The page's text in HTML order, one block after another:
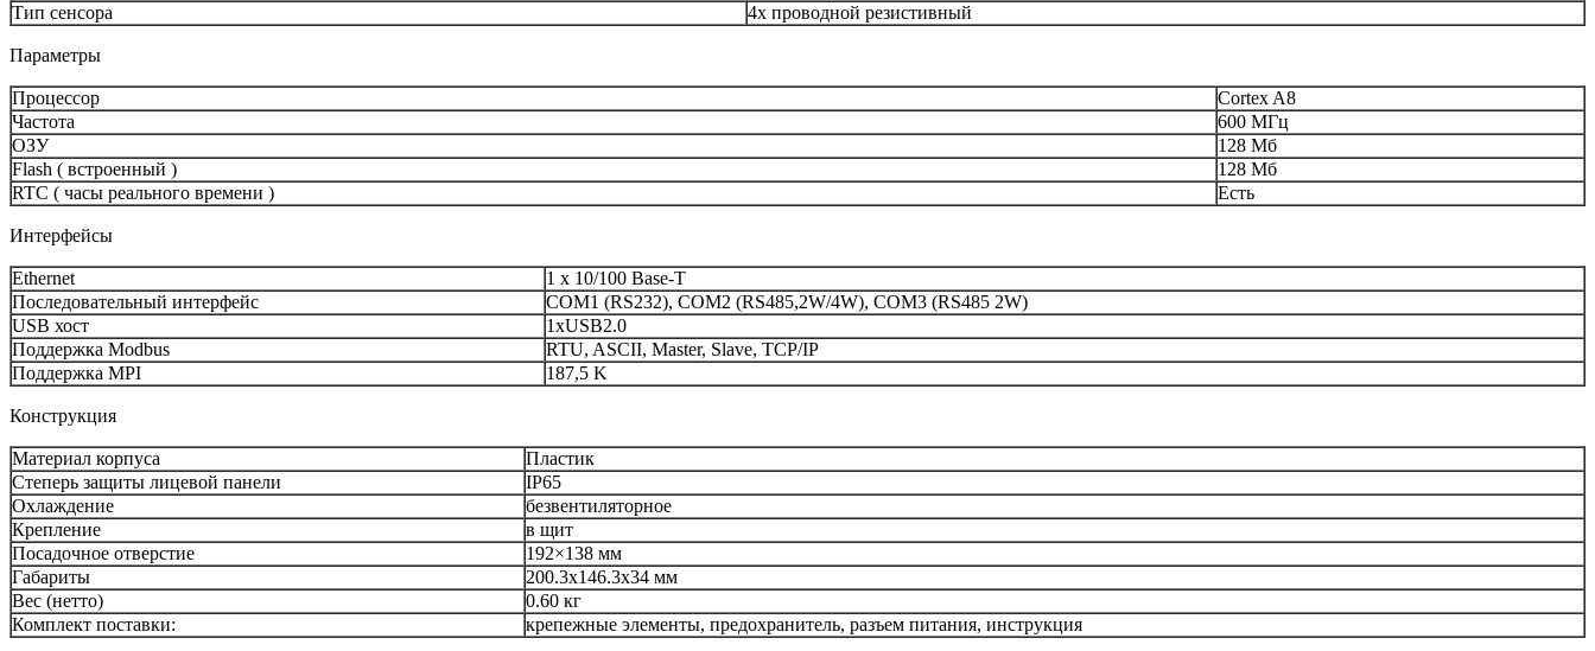
Тип сенсора
4х проводной резистивный
Параметры
Процессор
Cortex A8
Частота
600 МГц
ОЗУ
128 Мб
Flash ( встроенный )
128 Мб
RTC ( часы реального времени )
Есть
Интерфейсы
Ethernet
1 x 10/100 Base-T
Последовательный интерфейс
COM1 (RS232), COM2 (RS485,2W/4W), COM3 (RS485 2W)
USB хост
1xUSB2.0
Поддержка Modbus
RTU, ASCII, Master, Slave, TCP/IP
Поддержка MPI
187,5 K
Конструкция
Материал корпуса
Пластик
Степерь защиты лицевой панели
IP65
Охлаждение
безвентиляторное
Крепление
в щит
Посадочное отверстие
192×138 мм
Габариты
200.3х146.3х34 мм
Вес (нетто)
0.60 кг
Комплект поставки:
крепежные элементы, предохранитель, разъем питания, инструкция